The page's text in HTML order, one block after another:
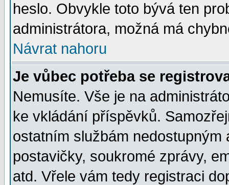
heslo. Obvykle toto bývá ten
administrátora, možná má
Návrat nahoru
Je vůbec potřeba se
Nemusíte. Vše je na
ke vkládání příspěvků.
ostatním službám
postavičky, soukromé zprávy,
atd. Vřele vám tedy registraci